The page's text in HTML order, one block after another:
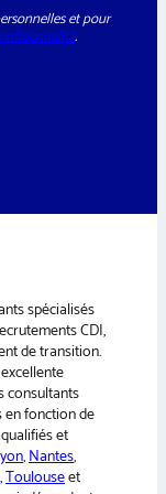
et pour
.
spécialisés
CDI,
de transition.
consultants
fonction de
et
,Nantes,
,Toulouseet